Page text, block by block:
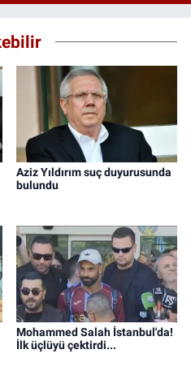
Aziz Yıldırım suç duyurusunda
bulundu
Mohammed Salah İstanbul'da!
İlk üçlüyü çektirdi...